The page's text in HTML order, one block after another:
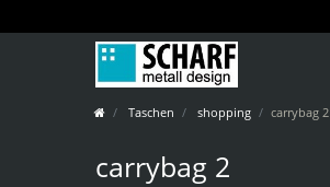
Taschen shopping carrybag 2
carrybag 2